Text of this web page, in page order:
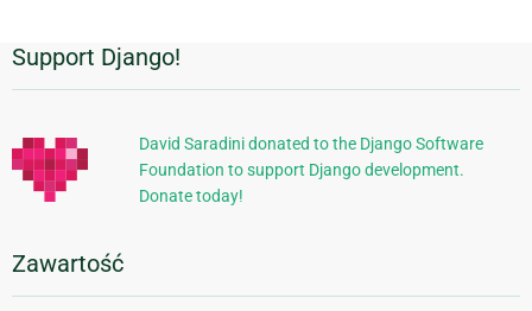
Dodatkowe
informacje
Support Django!
David Saradini donated to the Django Software
Foundation to support Django development.
Donate today!
Zawartość